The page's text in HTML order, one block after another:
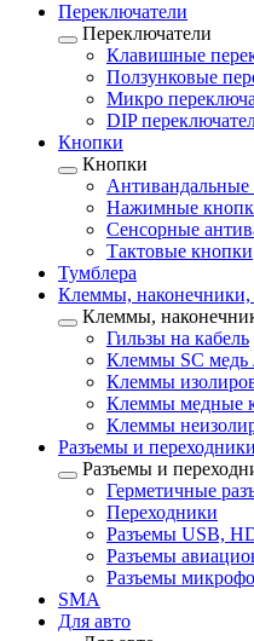
Переключатели
Переключатели
Клавишные
Ползунковые
Микро
DIP
Кнопки
Кнопки
Антивандальные
Нажимные
Сенсорные
Тактовые кнопки
Тумблера
Клеммы,
Клеммы,
Гильзы на кабель
Клеммы SC медь
Клеммы
Клеммы медные
Клеммы
Разъемы и
Разъемы и
Герметичные
Переходники
Разъемы USB,
Разъемы
Разъемы
SMA
Для авто